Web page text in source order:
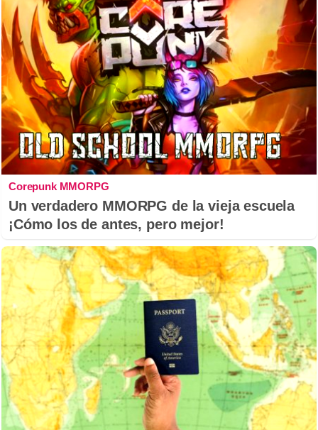
Corepunk MMORPG
Un verdadero MMORPG de la vieja escuela
¡Cómo los de antes, pero mejor!